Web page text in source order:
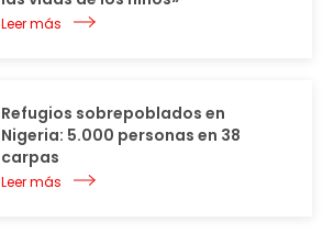
Leer más
Refugios sobrepoblados en
Nigeria: 5.000 personas en 38
carpas
Leer más